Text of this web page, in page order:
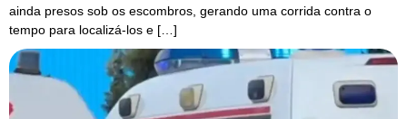
ainda presos sob os escombros, gerando uma corrida contra o
tempo para localizá-los e […]